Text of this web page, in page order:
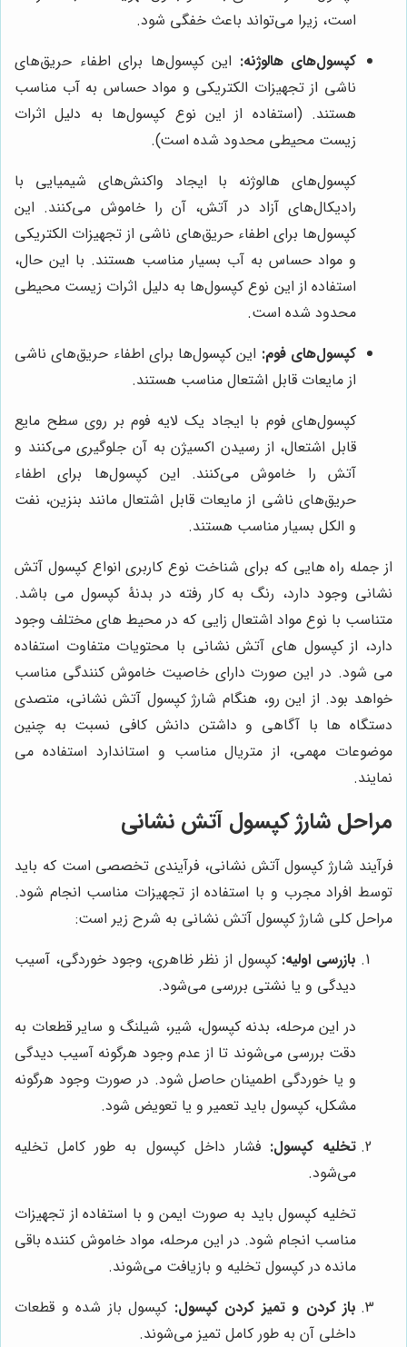
است، زیرا می‌تواند باعث خفگی شود.
کپسول‌های هالوژنه: این کپسول‌ها برای اطفاء حریق‌های
ناشی از تجهیزات الکتریکی و مواد حساس به آب مناسب
هستند. (استفاده از این نوع کپسول‌ها به دلیل اثرات
زیست محیطی محدود شده است).
کپسول‌های هالوژنه با ایجاد واکنش‌های شیمیایی با
رادیکال‌های آزاد در آتش، آن را خاموش می‌کنند. این
کپسول‌ها برای اطفاء حریق‌های ناشی از تجهیزات الکتریکی
و مواد حساس به آب بسیار مناسب هستند. با این حال،
استفاده از این نوع کپسول‌ها به دلیل اثرات زیست محیطی
محدود شده است.
کپسول‌های فوم: این کپسول‌ها برای اطفاء حریق‌های ناشی
از مایعات قابل اشتعال مناسب هستند.
کپسول‌های فوم با ایجاد یک لایه فوم بر روی سطح مایع
قابل اشتعال، از رسیدن اکسیژن به آن جلوگیری می‌کنند و
آتش را خاموش می‌کنند. این کپسول‌ها برای اطفاء
حریق‌های ناشی از مایعات قابل اشتعال مانند بنزین، نفت
و الکل بسیار مناسب هستند.
از جمله راه هایی که برای شناخت نوع کاربری انواع کپسول آتش
نشانی وجود دارد، رنگ به کار رفته در بدنۀ کپسول می باشد.
متناسب با نوع مواد اشتعال زایی که در محیط های مختلف وجود
دارد، از کپسول های آتش نشانی با محتویات متفاوت استفاده
می شود. در این صورت دارای خاصیت خاموش کنندگی مناسب
خواهد بود. از این رو، هنگام شارژ کپسول آتش نشانی، متصدی
دستگاه ها با آگاهی و داشتن دانش کافی نسبت به چنین
موضوعات مهمی، از متریال مناسب و استاندارد استفاده می
نمایند.
مراحل شارژ کپسول آتش نشانی
فرآیند شارژ کپسول آتش نشانی، فرآیندی تخصصی است که باید
توسط افراد مجرب و با استفاده از تجهیزات مناسب انجام شود.
مراحل کلی شارژ کپسول آتش نشانی به شرح زیر است:
بازرسی اولیه: کپسول از نظر ظاهری، وجود خوردگی، آسیب
دیدگی و یا نشتی بررسی می‌شود.
در این مرحله، بدنه کپسول، شیر، شیلنگ و سایر قطعات به
دقت بررسی می‌شوند تا از عدم وجود هرگونه آسیب دیدگی
و یا خوردگی اطمینان حاصل شود. در صورت وجود هرگونه
مشکل، کپسول باید تعمیر و یا تعویض شود.
تخلیه کپسول: فشار داخل کپسول به طور کامل تخلیه
می‌شود.
تخلیه کپسول باید به صورت ایمن و با استفاده از تجهیزات
مناسب انجام شود. در این مرحله، مواد خاموش کننده باقی
مانده در کپسول تخلیه و بازیافت می‌شوند.
باز کردن و تمیز کردن کپسول: کپسول باز شده و قطعات
داخلی آن به طور کامل تمیز می‌شوند.